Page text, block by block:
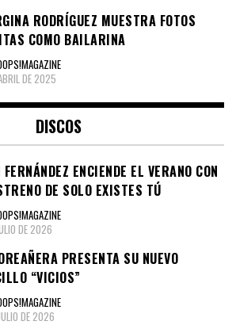
RODRÍGUEZ MUESTRA FOTOS
COMO BAILARINA
DE 2025
DISCOS
FERNÁNDEZ ENCIENDE EL VERANO CON
DE SOLO EXISTES TÚ
DE 2026
PRESENTA SU NUEVO
“VICIOS”
DE 2026